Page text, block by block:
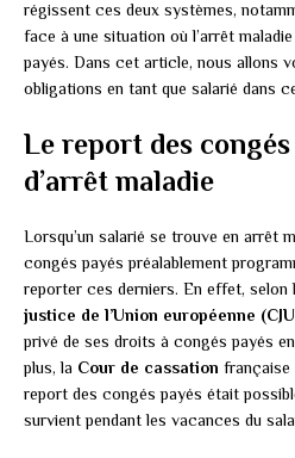
régissent ces deux systèmes,
face à une situation où l’arrêt
payés. Dans cet article, nous allons
obligations en tant que salarié dans
Le report des congés
d’arrêt maladie
Lorsqu’un salarié se trouve en arrêt
congés payés préalablement
reporter ces derniers. En effet, selon
justice de l’Union européenne
privé de ses droits à congés payés
plus, la Cour de cassation française
report des congés payés était
survient pendant les vacances du